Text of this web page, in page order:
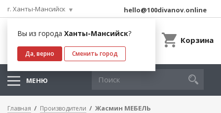
г. Ханты-Мансийск
Вы из города Ханты-Мансийск?
Да, верно Сменить город
hello@100divanov.online
Корзина
МЕНЮ
Главная Производители Жасмин МЕБЕЛЬ